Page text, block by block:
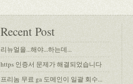
Recent Post
리뉴얼을...해야...하는데...
https 인증서 문제가 해결되었습니다
프리놈 무료 ga 도메인이 일괄 회수...